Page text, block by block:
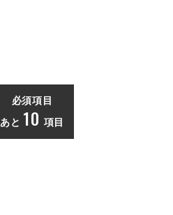
必須項目
あと 10 項目